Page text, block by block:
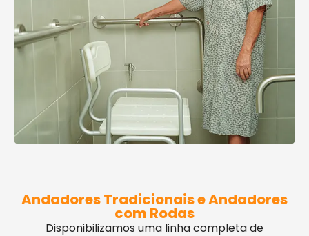
Andadores Tradicionais e Andadores
com Rodas
Disponibilizamos uma linha completa de